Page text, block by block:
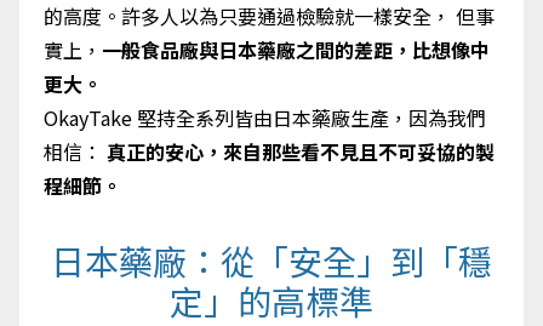
的高度。許多人以為只要通過檢驗就一樣安全， 但事
實上， 一般食品廠與日本藥廠之間的差距，比想像中
更大。
OkayTake 堅持全系列皆由日本藥廠生產，因為我們
相信： 真正的安心，來自那些看不見且不可妥協的製
程細節。
日本藥廠：從「安全」到「穩
定」的高標準